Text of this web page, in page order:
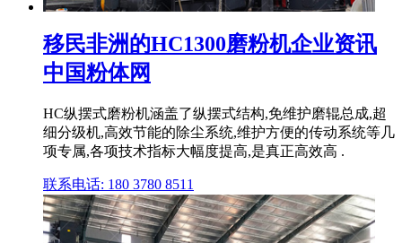
移民非洲的HC1300磨粉机企业资讯
中国粉体网
HC纵摆式磨粉机涵盖了纵摆式结构,免维护磨辊总成,超
细分级机,高效节能的除尘系统,维护方便的传动系统等几
项专属,各项技术指标大幅度提高,是真正高效高 .
联系电话: 180 3780 8511